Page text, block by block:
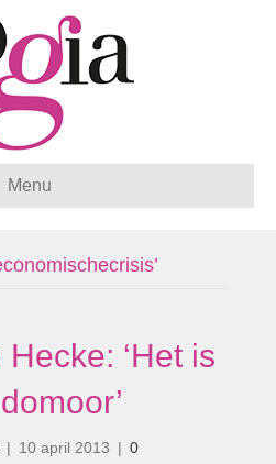
Menu
‘Het is
| 10 april 2013 | 0